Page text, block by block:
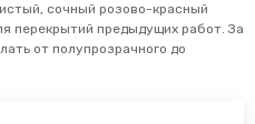
сочный розово-красный
перекрытий предыдущих работ. За
от полупрозрачного до